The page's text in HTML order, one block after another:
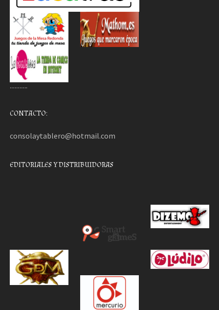
………..
CONTACTO:
consolaytablero@hotmail.com
EDITORIALES Y DISTRIBUIDORAS